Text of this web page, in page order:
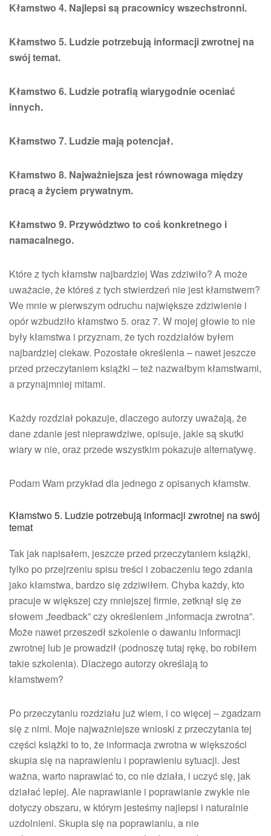
Kłamstwo 4. Najlepsi są pracownicy wszechstronni.
Kłamstwo 5. Ludzie potrzebują informacji zwrotnej na
swój temat.
Kłamstwo 6. Ludzie potrafią wiarygodnie oceniać
innych.
Kłamstwo 7. Ludzie mają potencjał.
Kłamstwo 8. Najważniejsza jest równowaga między
pracą a życiem prywatnym.
Kłamstwo 9. Przywództwo to coś konkretnego i
namacalnego.
Które z tych kłamstw najbardziej Was zdziwiło? A może
uważacie, że któreś z tych stwierdzeń nie jest kłamstwem?
We mnie w pierwszym odruchu największe zdziwienie i
opór wzbudziło kłamstwo 5. oraz 7. W mojej głowie to nie
były kłamstwa i przyznam, że tych rozdziałów byłem
najbardziej ciekaw. Pozostałe określenia – nawet jeszcze
przed przeczytaniem książki – też nazwałbym kłamstwami,
a przynajmniej mitami.
Każdy rozdział pokazuje, dlaczego autorzy uważają, że
dane zdanie jest nieprawdziwe, opisuje, jakie są skutki
wiary w nie, oraz przede wszystkim pokazuje alternatywę.
Podam Wam przykład dla jednego z opisanych kłamstw.
Kłamstwo 5. Ludzie potrzebują informacji zwrotnej na swój
temat
Tak jak napisałem, jeszcze przed przeczytaniem książki,
tylko po przejrzeniu spisu treści i zobaczeniu tego zdania
jako kłamstwa, bardzo się zdziwiłem. Chyba każdy, kto
pracuje w większej czy mniejszej firmie, zetknął się ze
słowem „feedback” czy określeniem „informacja zwrotna”.
Może nawet przeszedł szkolenie o dawaniu informacji
zwrotnej lub je prowadził (podnoszę tutaj rękę, bo robiłem
takie szkolenia). Dlaczego autorzy określają to
kłamstwem?
Po przeczytaniu rozdziału już wiem, i co więcej – zgadzam
się z nimi. Moje najważniejsze wnioski z przeczytania tej
części książki to to, że informacja zwrotna w większości
skupia się na naprawieniu i poprawieniu sytuacji. Jest
ważna, warto naprawiać to, co nie działa, i uczyć się, jak
działać lepiej. Ale naprawianie i poprawianie zwykle nie
dotyczy obszaru, w którym jesteśmy najlepsi i naturalnie
uzdolnieni. Skupia się na poprawianiu, a nie